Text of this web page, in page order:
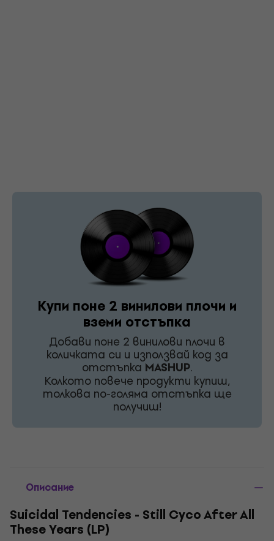
Купи поне 2 винилови плочи и
вземи отстъпка
Добави поне 2 винилови плочи в
количката си и използвай код за
отстъпкаMASHUP.
Колкото повече продукти купиш,
толкова по-голяма отстъпка ще
получиш!
Описание
Suicidal Tendencies - Still Cyco After All
These Years (LP)